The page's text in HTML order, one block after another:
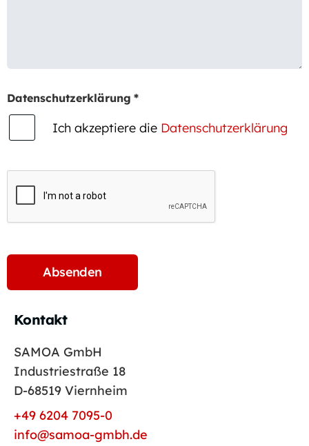
Datenschutzerklärung *
Ich akzeptiere die Datenschutzerklärung
Kontakt
SAMOA GmbH
Industriestraße 18
D-68519 Viernheim
+49 6204 7095-0
info@samoa-gmbh.de